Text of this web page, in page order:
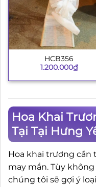
HCB356
1.200.000₫
Hoa Khai
Tại Tại Hưng
Hoa khai trương cần
may mắn. Tùy
chúng tôi sẽ gợi ý